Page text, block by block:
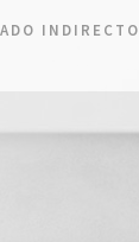
INDIRECTO